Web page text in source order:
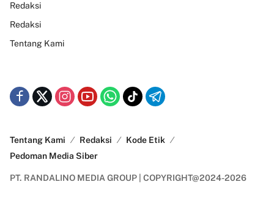
Redaksi
Redaksi
Tentang Kami
Tentang Kami Redaksi
Kode Etik
Pedoman Media Siber
PT. RANDALINO MEDIA GROUP | COPYRIGHT@2024-2026